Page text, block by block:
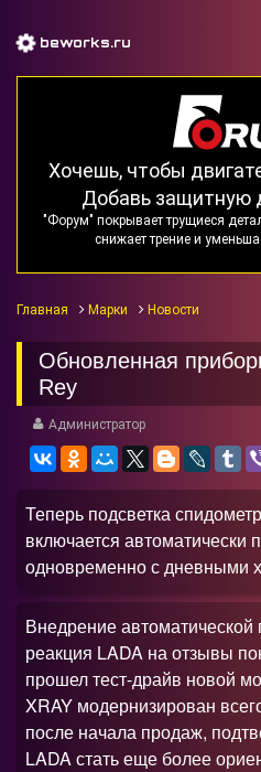
beworks.ru
Хочешь, чтобы
Добавь защитную
"Форум" покрывает трущиеся
снижает трение и
Главная Марки Новости
Обновленная
Rey
Администратор
Теперь подсветка
включается автоматически
одновременно с дневными
Внедрение автоматической
реакция LADA на отзывы
прошел тест-драйв новой
XRAY модернизирован
после начала продаж,
LADA стать еще более